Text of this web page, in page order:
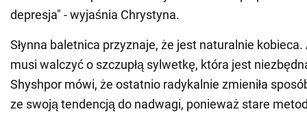
depresja" - wyjaśnia Chrystyna.
Słynna baletnica przyznaje, że jest naturalnie kobieca.
musi walczyć o szczupłą sylwetkę, która jest
Shyshpor mówi, że ostatnio radykalnie zmieniła
ze swoją tendencją do nadwagi, ponieważ stare